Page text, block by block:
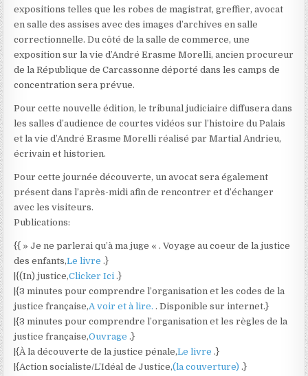
expositions telles que les robes de magistrat, greffier, avocat
en salle des assises avec des images d’archives en salle
correctionnelle. Du côté de la salle de commerce, une
exposition sur la vie d’André Erasme Morelli, ancien procureur
de la République de Carcassonne déporté dans les camps de
concentration sera prévue.
Pour cette nouvelle édition, le tribunal judiciaire diffusera dans
les salles d’audience de courtes vidéos sur l’histoire du Palais
et la vie d’André Erasme Morelli réalisé par Martial Andrieu,
écrivain et historien.
Pour cette journée découverte, un avocat sera également
présent dans l’après-midi afin de rencontrer et d’échanger
avec les visiteurs.
Publications:
{{ » Je ne parlerai qu’à ma juge « . Voyage au coeur de la justice
des enfants,Le livre.}
|{(In) justice,Clicker Ici.}
|{3 minutes pour comprendre l’organisation et les codes de la
justice française,A voir et à lire.. Disponible sur internet.}
|{3 minutes pour comprendre l’organisation et les règles de la
justice française,Ouvrage.}
|{À la découverte de la justice pénale,Le livre.}
|{Action socialiste/L’Idéal de Justice,(la couverture).}